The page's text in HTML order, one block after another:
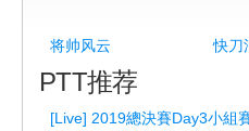
将帅风云 快刀
PTT推荐
[Live] 2019總決賽Day3小組